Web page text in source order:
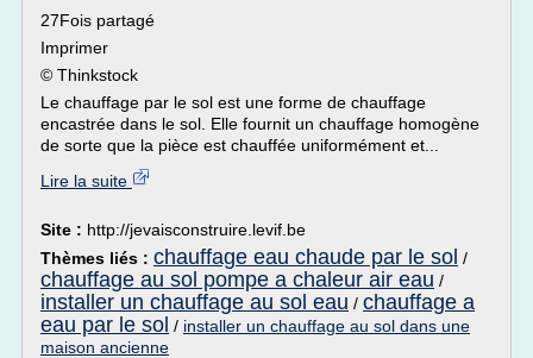
27Fois partagé
Imprimer
© Thinkstock
Le chauffage par le sol est une forme de chauffage
encastrée dans le sol. Elle fournit un chauffage homogène
de sorte que la pièce est chauffée uniformément et...
Lire la suite
Site : http://jevaisconstruire.levif.be
Thèmes liés : chauffage eau chaude par le sol /
chauffage au sol pompe a chaleur air eau /
installer un chauffage au sol eau / chauffage a
eau par le sol / installer un chauffage au sol dans une
maison ancienne